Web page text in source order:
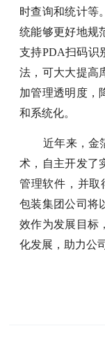
时查询和统计等
统能够更好地规
支持PDA扫码识
法，可大大提高
加管理透明度，
和系统化。
近年来，金
术，自主开发了
管理软件，并取
包装集团公司将
效作为发展目标
化发展，助力公